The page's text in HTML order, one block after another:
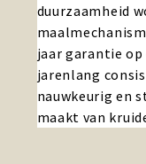
duurzaamheid
jaar garantie
jarenlang
nauwkeurig en
maakt van